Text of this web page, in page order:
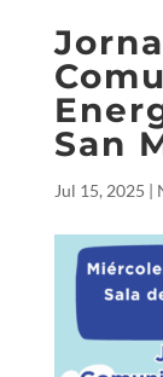
San
Jul 15, 2025 |